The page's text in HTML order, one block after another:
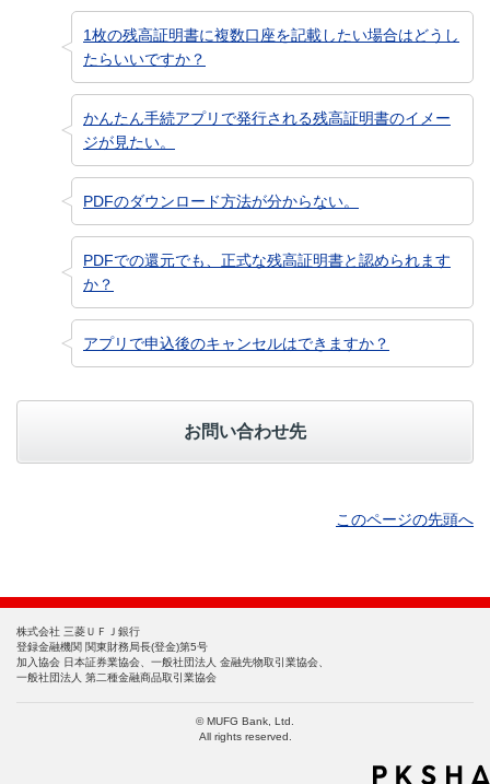
1枚の残高証明書に複数口座を記載したい場合はどうし
たらいいですか？
かんたん手続アプリで発行される残高証明書のイメー
ジが見たい。
PDFのダウンロード方法が分からない。
PDFでの還元でも、正式な残高証明書と認められます
か？
アプリで申込後のキャンセルはできますか？
お問い合わせ先
このページの先頭へ
株式会社 三菱ＵＦＪ銀行
登録金融機関 関東財務局長(登金)第5号
加入協会 日本証券業協会、一般社団法人 金融先物取引業協会、
一般社団法人 第二種金融商品取引業協会
© MUFG Bank, Ltd.
All rights reserved.